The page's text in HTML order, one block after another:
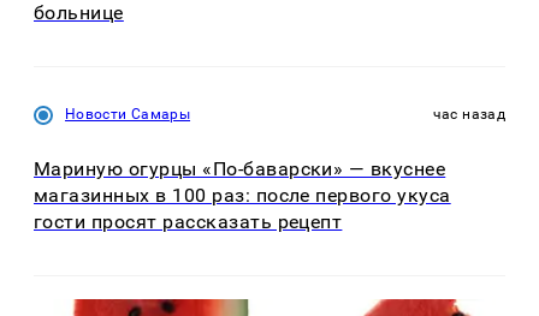
больнице
Новости Самары час назад
Мариную огурцы «По-баварски» — вкуснее
магазинных в 100 раз: после первого укуса
гости просят рассказать рецепт